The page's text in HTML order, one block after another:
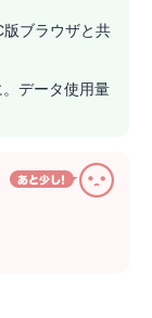
版ブラウザと共
データ使用量